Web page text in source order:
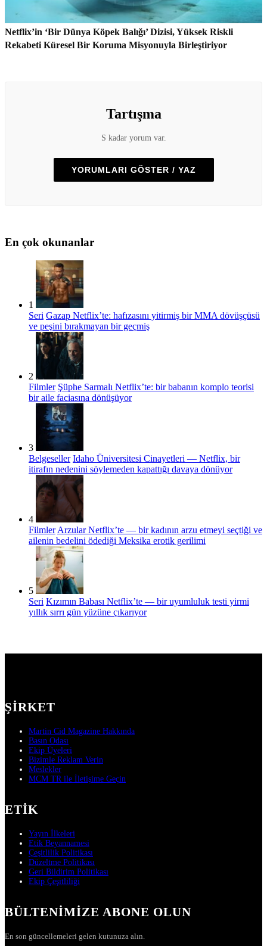
Netflix’in ‘Bir Dünya Köpek Balığı’ Dizisi, Yüksek Riskli
Rekabeti Küresel Bir Koruma Misyonuyla Birleştiriyor
Tartışma
S kadar yorum var.
YORUMLARI GÖSTER / YAZ
En çok okunanlar
1
Seri Gazap Netflix’te: hafızasını yitirmiş bir MMA dövüşçüsü
ve peşini bırakmayan bir geçmiş
2
Filmler Şüphe Sarmalı Netflix’te: bir babanın komplo teorisi
bir aile faciasına dönüşüyor
3
Belgeseller Idaho Üniversitesi Cinayetleri — Netflix, bir
itirafın nedenini söylemeden kapattığı davaya dönüyor
4
Filmler Arzular Netflix’te — bir kadının arzu etmeyi seçtiği ve
ailenin bedelini ödediği Meksika erotik gerilimi
5
Seri Kızımın Babası Netflix’te — bir uyumluluk testi yirmi
yıllık sırrı gün yüzüne çıkarıyor
ŞIRKET
Martin Cid Magazine Hakkında
Basın Odası
Ekip Üyeleri
Bizimle Reklam Verin
Meslekler
MCM TR ile İletişime Geçin
ETIK
Yayın İlkeleri
Etik Beyannamesi
Çeşitlilik Politikası
Düzeltme Politikası
Geri Bildirim Politikası
Ekip Çeşitliliği
BÜLTENIMIZE ABONE OLUN
En son güncellemeleri gelen kutunuza alın.